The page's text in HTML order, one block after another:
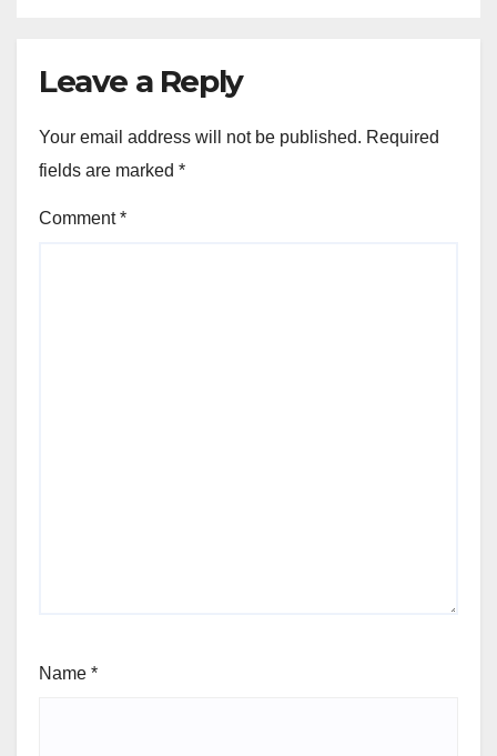
Leave a Reply
Your email address will not be published. Required
fields are marked *
Comment*
Name *